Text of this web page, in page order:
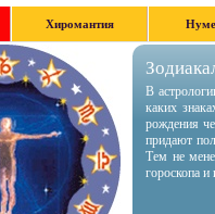
Хиромантия
В
каких
рождения
придают
Тем не
гороскопа и